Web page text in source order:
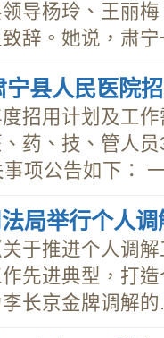
导杨玲、王丽
辞。她说，肃宁
宁县人民医院
招用计划及工
药、技、管人
项公告如下：
局举行个人
于推进个人调
先进典型，打
长京金牌调解的